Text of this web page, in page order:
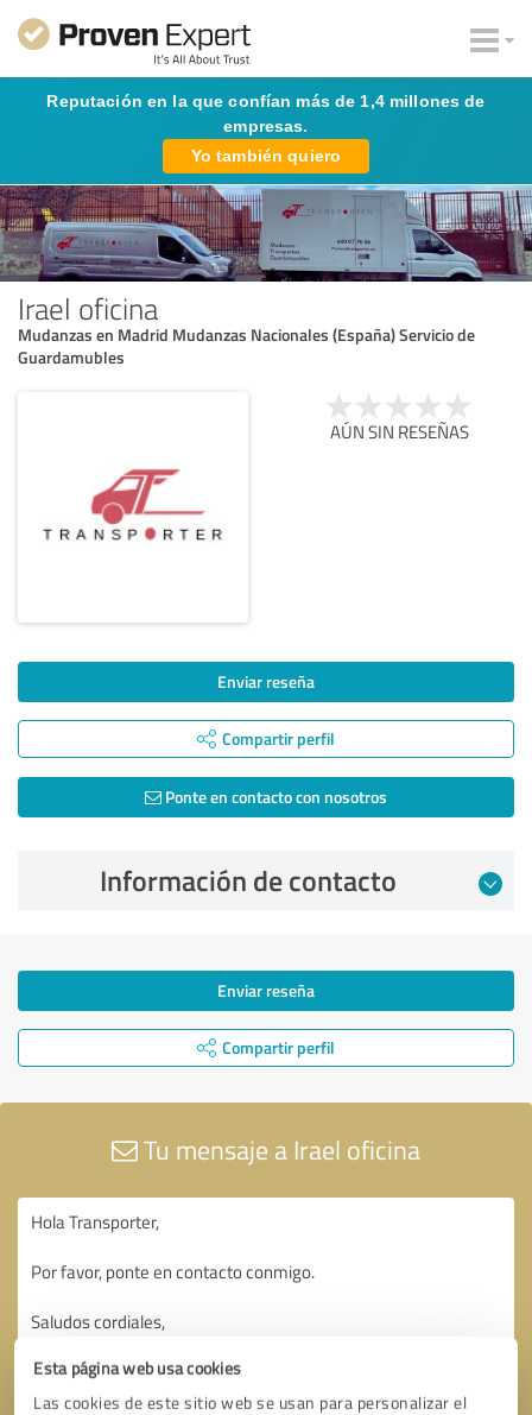
Esta página web usa cookies
Las cookies de este sitio web se usan para personalizar el
Reputación en la que confían más de 1,4 millones de
empresas.
Yo también quiero
Irael oficina
Mudanzas en Madrid Mudanzas Nacionales (España) Servicio de
Guardamubles
AÚN SIN RESEÑAS
Enviar reseña
Compartir perfil
Ponte en contacto con nosotros
Información de contacto
Enviar reseña
Compartir perfil
Tu mensaje a Irael oficina